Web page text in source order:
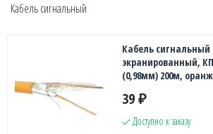
Кабель сигнальный
Кабель сигнальный
экранированный,
(0,98мм) 200м,
39 ₽
Доступно к заказу